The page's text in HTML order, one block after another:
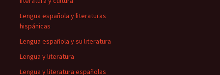
Lengua española y literaturas
hispánicas
Lengua española y su literatura
Lengua y literatura
Lengua y literatura españolas